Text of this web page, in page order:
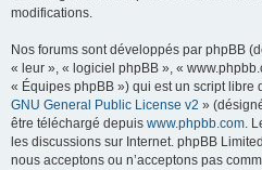
modifications.
Nos forums sont développés par phpBB
« leur », « logiciel phpBB », «
« Équipes phpBB ») qui est un script libre
GNU General Public License v2 »
être téléchargé depuis www.phpbb.com.
les discussions sur Internet. phpBB
nous acceptons ou n’acceptons pas